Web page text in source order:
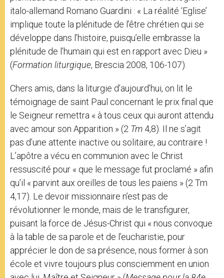
italo-allemand Romano Guardini : « La réalité ‘Eglise’
implique toute la plénitude de l’être chrétien qui se
développe dans l’histoire, puisqu’elle embrasse la
plénitude de l’humain qui est en rapport avec Dieu »
(Formation liturgique, Brescia 2008, 106-107).
Chers amis, dans la liturgie d’aujourd’hui, on lit le
témoignage de saint Paul concernant le prix final que
le Seigneur remettra « à tous ceux qui auront attendu
avec amour son Apparition » (2 Tm 4,8). Il ne s’agit
pas d’une attente inactive ou solitaire, au contraire !
L’apôtre a vécu en communion avec le Christ
ressuscité pour « que le message fut proclamé » afin
qu’il « parvint aux oreilles de tous les païens » (2 Tm
4,17). Le devoir missionnaire n’est pas de
révolutionner le monde, mais de le transfigurer,
puisant la force de Jésus-Christ qui « nous convoque
à la table de sa parole et de l’eucharistie, pour
apprécier le don de sa présence, nous former à son
école et vivre toujours plus consciemment en union